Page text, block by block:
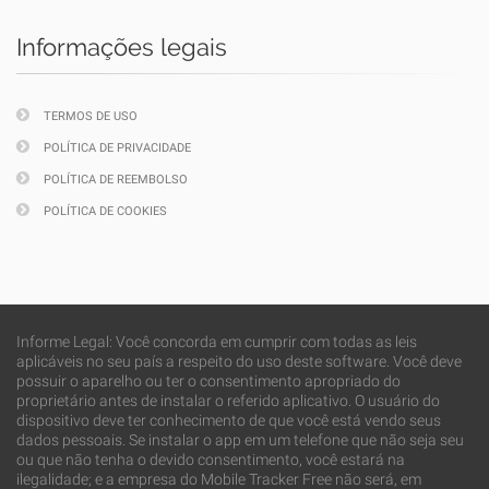
Informações legais
TERMOS DE USO
POLÍTICA DE PRIVACIDADE
POLÍTICA DE REEMBOLSO
POLÍTICA DE COOKIES
Informe Legal: Você concorda em cumprir com todas as leis
aplicáveis no seu país a respeito do uso deste software. Você deve
possuir o aparelho ou ter o consentimento apropriado do
proprietário antes de instalar o referido aplicativo. O usuário do
dispositivo deve ter conhecimento de que você está vendo seus
dados pessoais. Se instalar o app em um telefone que não seja seu
ou que não tenha o devido consentimento, você estará na
ilegalidade; e a empresa do Mobile Tracker Free não será, em